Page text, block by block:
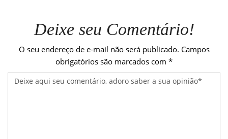
Deixe seu Comentário!
O seu endereço de e-mail não será publicado. Campos
obrigatórios são marcados com *